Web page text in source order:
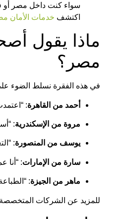
سواء كنت داخل مصر أو
اكتشف خدمات الأمان
ماذا يقول
مصر؟
في هذه الفقرة نسلط الضوء
أحمد من القاهرة:
مروة من الإسكندرية:
يوسف من المنصورة:
سارة من الإمارات: “أنا
ماهر من الجيزة:
للمزيد عن الشركات